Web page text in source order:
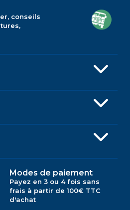
conseils
Modes de paiement
Payez en 3 ou 4 fois sans
frais à partir de 100€ TTC
d'achat